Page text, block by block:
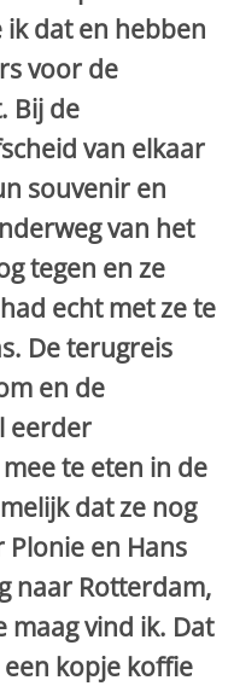
dat en hebben
voor de
Bij de
van elkaar
souvenir en
van het
tegen en ze
echt met ze te
De terugreis
en de
eerder
te eten in de
dat ze nog
en Hans
naar Rotterdam,
maag vind ik. Dat
een kopje koffie